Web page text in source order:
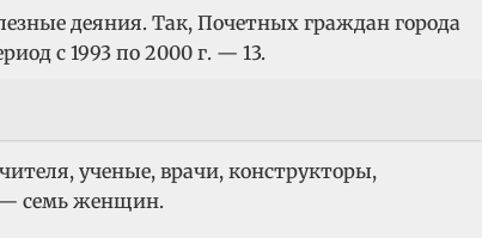
деяния. Так, Почетных граждан города
с 1993 по 2000 г. — 13.
ученые, врачи, конструкторы,
— семь женщин.